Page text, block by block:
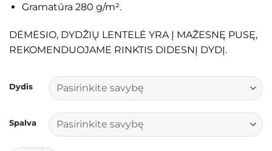
Gramatūra 280 g/m².
DĖMĖSIO, DYDŽIŲ LENTELĖ YRA Į MAŽESNĘ PUSĘ,
REKOMENDUOJAME RINKTIS DIDESNĮ DYDĮ.
Dydis
Spalva